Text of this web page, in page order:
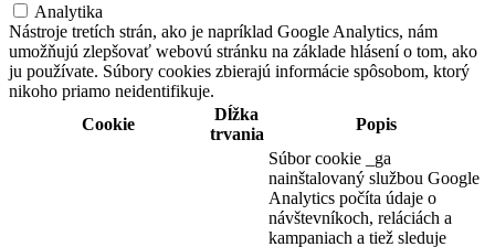
Analytika
Nástroje tretích strán, ako je napríklad Google Analytics, nám
umožňujú zlepšovať webovú stránku na základe hlásení o tom, ako
ju používate. Súbory cookies zbierajú informácie spôsobom, ktorý
nikoho priamo neidentifikuje.
Cookie
Dĺžka
trvania
Popis
Súbor cookie _ga
nainštalovaný službou Google
Analytics počíta údaje o
návštevníkoch, reláciách a
kampaniach a tiež sleduje